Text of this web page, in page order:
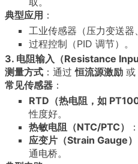
典型应用 ：
工业传感器（压力变送器
过程控制（PID 调节）。
3. 电阻输入（Resistance
测量方式 ：通过恒流源激励 或
常见传感器 ：
RTD（热电阻，如
性度好。
热敏电阻（NTC/PTC）
应变片（Strain Gauge）
通电桥。